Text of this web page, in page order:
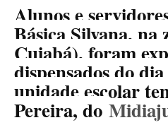
Alunos e
Básica Silvana,
Cuiabá), foram
dispensados do
unidade escolar
Pereira, do